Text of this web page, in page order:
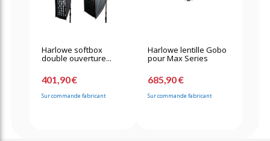
Harlowe softbox
double ouverture...
401,90 €
Sur commande fabricant
Harlowe lentille Gobo
pour Max Series
685,90 €
Sur commande fabricant